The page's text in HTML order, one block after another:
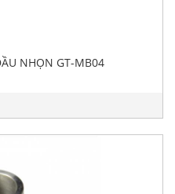
NHỌN GT-MB04